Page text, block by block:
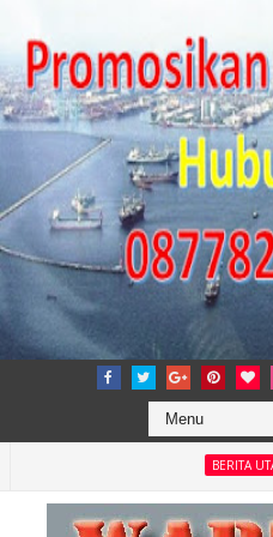
BERITA UTAMA
4: Pelindo Jasa Maritim